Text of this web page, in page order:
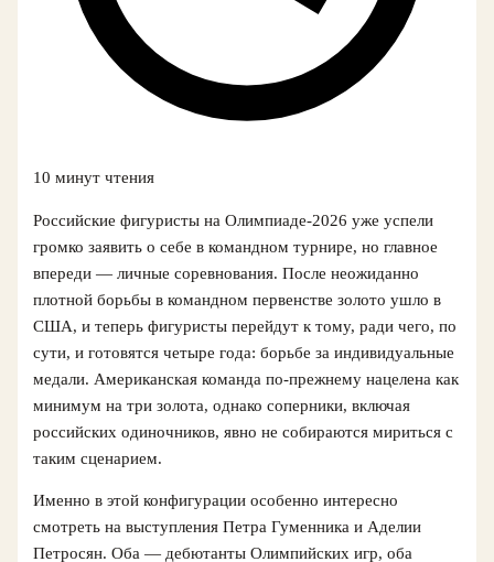
10 минут чтения
Российские фигуристы на Олимпиаде‑2026 уже успели
громко заявить о себе в командном турнире, но главное
впереди — личные соревнования. После неожиданно
плотной борьбы в командном первенстве золото ушло в
США, и теперь фигуристы перейдут к тому, ради чего, по
сути, и готовятся четыре года: борьбе за индивидуальные
медали. Американская команда по-прежнему нацелена как
минимум на три золота, однако соперники, включая
российских одиночников, явно не собираются мириться с
таким сценарием.
Именно в этой конфигурации особенно интересно
смотреть на выступления Петра Гуменника и Аделии
Петросян. Оба — дебютанты Олимпийских игр, оба